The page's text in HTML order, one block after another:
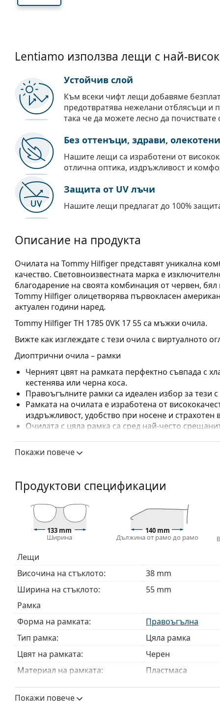
Lentiamo използва лещи с най-
Устойчив слой
Към всеки чифт лещи добавяме
предотвратява нежелани отблясъци и
така че да можете лесно да почиствате
Без оттенъци, здрави, олекотени
Нашите лещи са изработени от
отлична оптика, издръжливост и
Защита от UV лъчи
Нашите лещи предлагат до 100%
Описание на продукта
Очилата на Tommy Hilfiger представят уникална
качество. Световноизвестната марка е
благодарение на своята комбинация от червен,
Tommy Hilfiger олицетворява първокласен
актуален години наред.
Tommy Hilfiger TH 1785 0VK 17 55са мъжки очила.
Вижте как изглеждате с тези очила с виртуалното
Диоптрични очила – рамки
Черният цвят на рамката перфектно съвпада с
кестенява или черна коса.
Правоъгълните рамки са идеален избор за тези
Рамката на очилата е изработена от
издръжливост, удобство при носене и страхотен
Очилата с цяла рамка са сред най-често
рамката напълно обгръща лещата и така
Аксесоари
Доставяме диоптричните очила в оригиналния
или торбичката и дизайнът могат да варират.
Кърпичката за почистване, доставяна с
модели могат да бъдат доставяни с торбичка от
, за да
ръководство за очила
Това е медицинско устройство. Прочетете
Покажи повече
Продуктови спецификации
133 mm
Ширина
140 mm
Дължина от рамо до рамо
Лещи
Височина на стъклото:
38 mm
Ширина на стъклото:
55 mm
Рамка
Форма на рамката:
Правоъгълна
Тип рамка:
Цяла рамка
Цвят на рамката:
Черен
Материал на рамката:
Пластмаса
Размер:
M
Ширина:
Покажи повече